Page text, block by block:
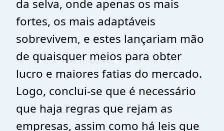
da selva, onde apenas os mais
fortes, os mais adaptáveis
sobrevivem, e estes lançariam mão
de quaisquer meios para obter
lucro e maiores fatias do mercado.
Logo, conclui-se que é necessário
que haja regras que rejam as
empresas, assim como há leis que